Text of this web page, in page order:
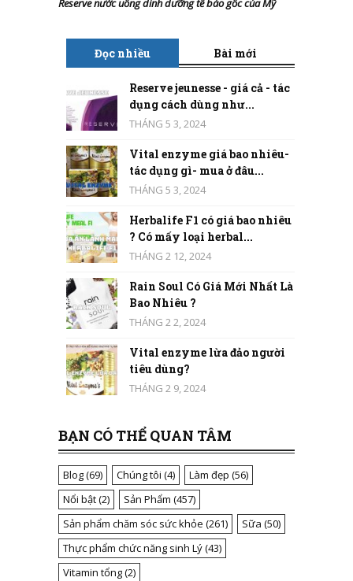
Reserve nước uống dinh dưỡng tế bào gốc của Mỹ
Đọc nhiều Bài mới
Reserve jeunesse - giá cả - tác
dụng cách dùng như...
THÁNG 5 3, 2024
Vital enzyme giá bao nhiêu-
tác dụng gì- mua ở đâu...
THÁNG 5 3, 2024
Herbalife F1 có giá bao nhiêu
? Có mấy loại herbal...
THÁNG 2 12, 2024
Rain Soul Có Giá Mới Nhất Là
Bao Nhiêu ?
THÁNG 2 2, 2024
Vital enzyme lừa đảo người
tiêu dùng?
THÁNG 2 9, 2024
BẠN CÓ THỂ QUAN TÂM
Blog(69) Chúng tôi (4) Làm đẹp (56)
Nổi bật(2) Sản Phẩm (457)
Sản phẩm chăm sóc sức khỏe (261) Sữa (50)
Thực phẩm chức năng sinh Lý(43)
Vitamin tổng(2)